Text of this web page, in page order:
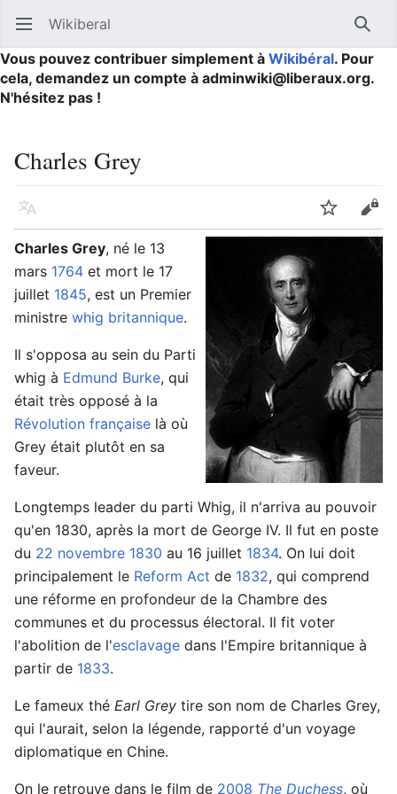
Ouvrir le menu principal Wikiberal
Vous pouvez contribuer simplement à Wikibéral. Pour
cela, demandez un compte à adminwiki@liberaux.org.
N'hésitez pas !
Charles Grey
Langue Suivre
Charles Grey, né le 13
mars 1764 et mort le 17
juillet 1845, est un Premier
ministre whig britannique.
Il s'opposa au sein du Parti
whig à Edmund Burke, qui
était très opposé à la
Révolution française là où
Grey était plutôt en sa
faveur.
Longtemps leader du parti Whig, il n'arriva au pouvoir
qu'en 1830, après la mort de George IV. Il fut en poste
du 22 novembre 1830 au 16 juillet 1834. On lui doit
principalement le Reform Act de 1832, qui comprend
une réforme en profondeur de la Chambre des
communes et du processus électoral. Il fit voter
l'abolition de l'esclavage dans l'Empire britannique à
partir de 1833.
Le fameux thé Earl Grey tire son nom de Charles Grey,
qui l'aurait, selon la légende, rapporté d'un voyage
diplomatique en Chine.
On le retrouve dans le film de 2008 The Duchess, où